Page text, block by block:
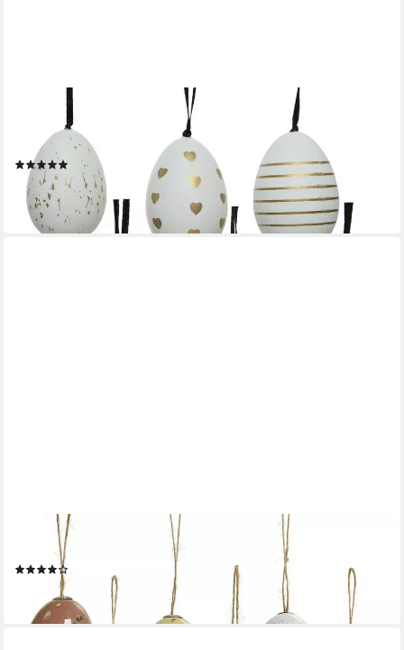
DECORIS SEASON DECORATIONS
Osterei, Ostereier zum Aufhängen mit Schriftzug 6cm weiß /
gold 6 Stück
(1)
3,89 €
(0,65 €/ 1 Stk)
lieferbar - in 3-4 Werktagen bei dir
DECORIS SEASON DECORATIONS
Osterei, Ostereier zum Aufhängen Tiere / Federn 6cm, 6 Stück
lieferbar - in 2-3 Werktagen bei dir